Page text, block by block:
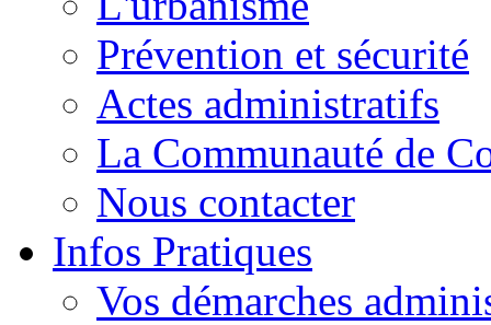
Prévention et sécurité
Actes administratifs
La Communauté de
Nous contacter
Infos Pratiques
Vos démarches